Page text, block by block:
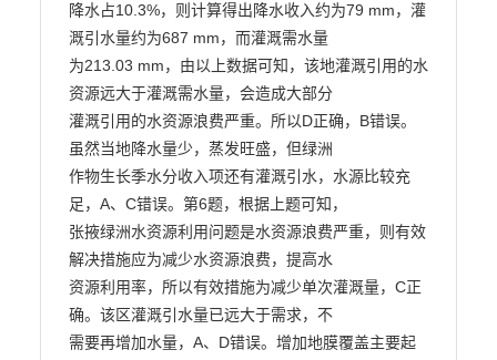
降水占10.3%，则计算得出降水收入约为79 mm，灌
溉引水量约为687 mm，而灌溉需水量
为213.03 mm，由以上数据可知，该地灌溉引用的水
资源远大于灌溉需水量，会造成大部分
灌溉引用的水资源浪费严重。所以D正确，B错误。
虽然当地降水量少，蒸发旺盛，但绿洲
作物生长季水分收入项还有灌溉引水，水源比较充
足，A、C错误。第6题，根据上题可知，
张掖绿洲水资源利用问题是水资源浪费严重，则有效
解决措施应为减少水资源浪费，提高水
资源利用率，所以有效措施为减少单次灌溉量，C正
确。该区灌溉引水量已远大于需求，不
需要再增加水量，A、D错误。增加地膜覆盖主要起